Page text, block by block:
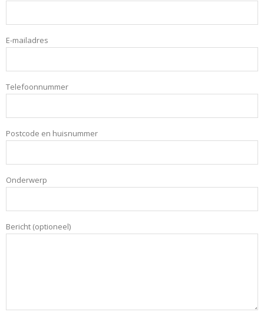
E-mailadres
Telefoonnummer
Postcode en huisnummer
Onderwerp
Bericht (optioneel)